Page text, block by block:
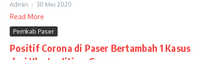
Admin 30 Mei 2020
Read More
Pemkab Paser
Positif Corona di Paser Bertambah 1 Kasus